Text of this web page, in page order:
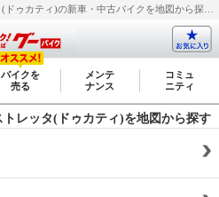
バイクを
売る
メンテ
ナンス
コミュ
ニティ
レッタ(ドゥカティ)を地図から探す